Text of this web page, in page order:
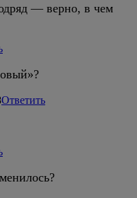
— верно, в чем
Ответить